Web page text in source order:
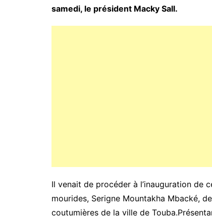
samedi, le président Macky Sall.
Il venait de procéder à l’inauguration de
mourides, Serigne Mountakha Mbacké,
coutumières de la ville de